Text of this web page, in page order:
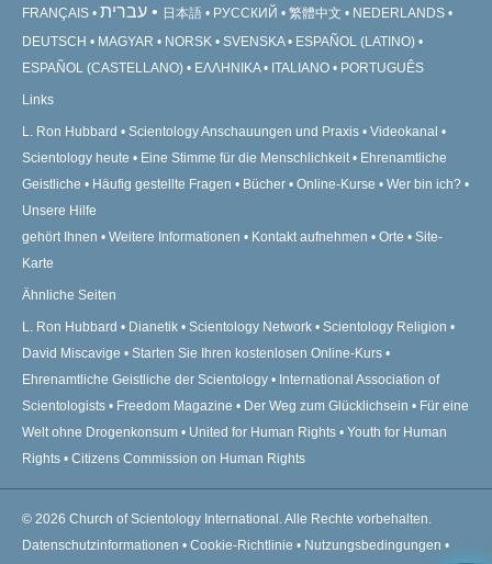
FRANÇAIS עברית 日本語 РУССКИЙ 繁體中文
NEDERLANDS
DEUTSCH
MAGYAR NORSK SVENSKA
ESPAÑOL (LATINO)
ESPAÑOL (CASTELLANO)
ΕΛΛΗΝΙΚA ITALIANO PORTUGUÊS
Links
L. Ron Hubbard Scientology Anschauungen und Praxis
Videokanal
Scientology heute
Eine Stimme für die Menschlichkeit
Ehrenamtliche
Geistliche
Häufig gestellte Fragen Bücher Online-Kurse
Wer bin ich?
Unsere Hilfe
gehört Ihnen
Weitere Informationen Kontakt aufnehmen Orte
Site-
Karte
Ähnliche Seiten
L. Ron Hubbard Dianetik Scientology Network
Scientology Religion
David Miscavige
Starten Sie Ihren kostenlosen Online-Kurs
Ehrenamtliche Geistliche der Scientology
International Association of
Scientologists
Freedom Magazine Der Weg zum Glücklichsein
Für eine
Welt ohne Drogenkonsum
United for Human Rights
Youth for Human
Rights
Citizens Commission on Human Rights
© 2026 Church of Scientology International.Alle Rechte vorbehalten.
Datenschutzinformationen • Cookie-Richtlinie • Nutzungsbedingungen •